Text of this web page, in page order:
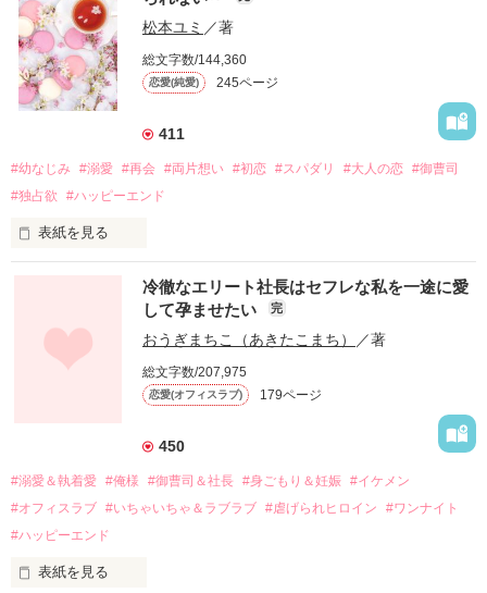
松本ユミ ／著
総文字数/144,360
恋愛(純愛) 245ページ
411
#幼なじみ #溺愛 #再会 #両片想い #初恋 #スパダリ #大人の恋 #御曹司
#独占欲
#ハッピーエンド
表紙を見る
幼なじみの哲平に淡い恋心を抱いていた美桜。
しかし、ある出来事をきっかけに二人の関係は壊れてしまう。
関係修復もできないまま、美桜は両親の離婚によって
引っ越すことになり、哲平とも離れ離れになった。
それから約十二年後。
過去の傷から、二度と会いたくないと思っていた哲平に
運命のような再会を果たす。
酔った勢いで一夜を共にしてしまった。
さらに、美桜が初めてだと知った哲平は
冷徹なエリート社長はセフレな私を一途に愛
して孕ませたい
完
おうぎまちこ（あきたこまち） ／著
総文字数/207,975
恋愛(オフィスラブ) 179ページ
450
#溺愛＆執着愛 #俺様 #御曹司＆社長 #身ごもり＆妊娠 #イケメン
#オフィスラブ #いちゃいちゃ＆ラブラブ #虐げられヒロイン
#ワンナイト
#ハッピーエンド
表紙を見る